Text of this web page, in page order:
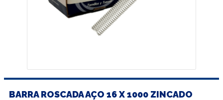
BARRA ROSCADA AÇO 16 X 1000 ZINCADO